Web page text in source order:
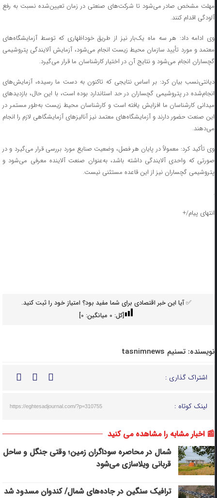
مهلت مشخص صادر می‌شود تا شرکت‌های صنعتی در زمان تعیین‌شده نسبت به رفع
آلودگی اقدام کنند.
وی ادامه داد: هر سه ماه یک‌بار نیز از طریق خوداظهاری که توسط آزمایشگاه‌های
معتمد و مورد تأیید سازمان محیط زیست انجام می‌شود، آزمایش آلایندگی پتروشیمی
گچساران انجام می‌شود و نتایج آن در اختیار کارشناسان ما قرار می‌گیرد.
دیانتی‌نسب بیان کرد: بر اساس نتایجی که تاکنون به دست ما رسیده، آزمایش‌های
انجام‌شده در پتروشیمی گچساران در حد استاندارد بوده است، با این حال، بازدیدهای
میدانی کارشناسان ما افزایش یافته است و کارشناسان محیط زیست به‌طور مستمر در
این صنعت حضور دارند و آزمایشگاه‌های معتمد نیز آنالیزهای آزمایشگاهی لازم را انجام
می‌دهند.
وی تأکید کرد: معمولاً در پایان هر فصل، وضعیت صنایع مورد بررسی قرار می‌گیرد و در
صورتی که واحدی آلایندگی داشته باشد، به‌عنوان صنعت آلاینده معرفی می‌شود و
پتروشیمی گچساران نیز از این قاعده مستثنی نیست.
انتهای پیام/+
✅ آیا این خبر اقتصادی برای شما مفید بود؟ امتیاز خود را ثبت کنید.
[کل: 0میانگین: 0
]
نویسنده: تسنیم tasnimnews
اشتراک گذاری :
لینک کوتاه : https://eghtesadjournal.com/?p=310755
📰 اخبار مشابه را مشاهده می کنید
شمال در محاصره سوداگران زمین؛ وقتی جنگل و ساحل
قربانی ویلاسازی می‌شود
ترافیک سنگین در جاده‌های شمال/ کندوان مسدود شد